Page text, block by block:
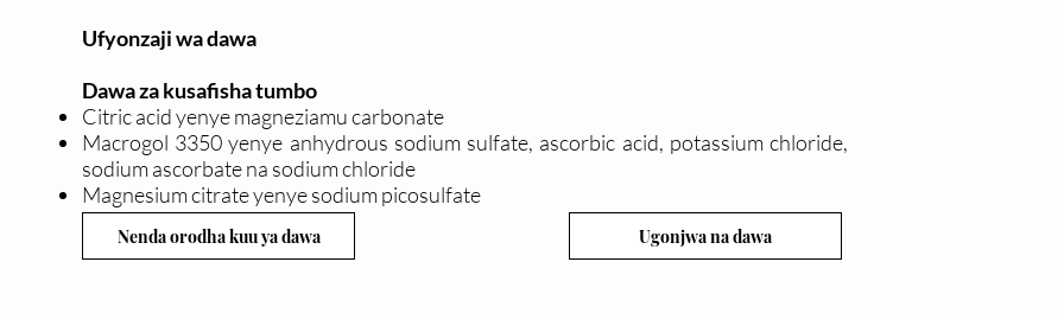
Ufyonzaji wa dawa
Dawa za kusafisha tumbo
Citric acid yenye magneziamu carbonate
Macrogol 3350 yenye anhydrous sodium sulfate, ascorbic acid, potassium chloride,
sodium ascorbate na sodium chloride
Magnesium citrate yenye sodium picosulfate
Nenda orodha kuu ya dawa Ugonjwa na dawa